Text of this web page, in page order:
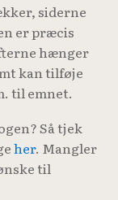
siderne
er præcis
hænger
kan tilføje
til emnet.
Så tjek
her. Mangler
til